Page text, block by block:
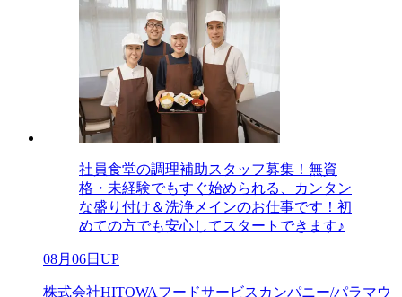
社員食堂の調理補助スタッフ募集！無資
格・未経験でもすぐ始められる、カンタン
な盛り付け＆洗浄メインのお仕事です！初
めての方でも安心してスタートできます♪
08月06日UP
株式会社HITOWAフードサービスカンパニー/パラマウ